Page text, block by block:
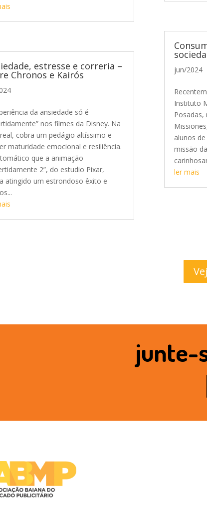
estresse e correria –
Chronos e Kairós
da ansiedade só é
nos filmes da Disney. Na
cobra um pedágio altíssimo e
maturidade emocional e resiliência.
que a animação
2”, do estudio Pixar,
atingido um estrondoso êxito e
jun/2024
Instituto
Posadas,
alunos
missão
ler mais
junte-